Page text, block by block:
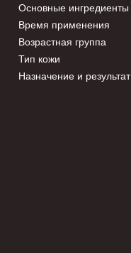
Основные ингредиенты
Время применения
Возрастная группа
Тип кожи
Назначение и результат